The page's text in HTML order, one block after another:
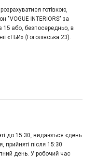
готівкою,
"VOGUE INTERIORS" за
15 або, безпосередньо, в
«ТБИ» (Гоголівська 23).
до 15:30, видаються «день
прийняті після 15:30
день. У робочий час